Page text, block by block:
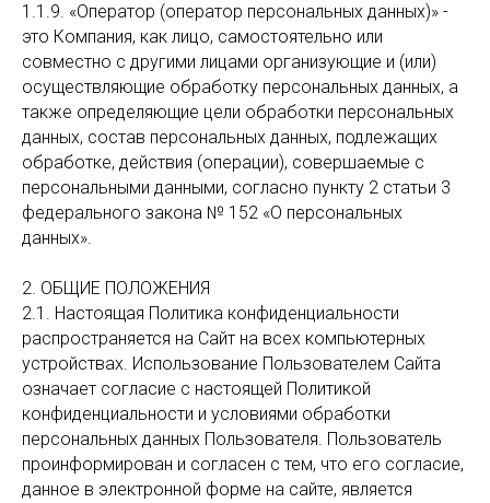
1.1.9. «Оператор (оператор персональныx данныx)» -
это Компания, как лицо, самостоятельно или
совместно с другими лицами организующие и (или)
осуществляющие обработку персональных данных, а
также определяющие цели обработки персональных
данных, состав персональных данных, подлежащих
обработке, действия (операции), совершаемые с
персональными данными, согласно пункту 2 статьи 3
федерального закона № 152 «О персональных
данных».
2. ОБЩИЕ ПОЛОЖЕНИЯ
2.1. Настоящая Политика конфиденциальности
распространяется на Сайт на всех компьютерных
устройствах. Использование Пользователем Сайта
означает согласие с настоящей Политикой
конфиденциальности и условиями обработки
персональных данных Пользователя. Пользователь
проинформирован и согласен с тем, что его согласие,
данное в электронной форме на сайте, является